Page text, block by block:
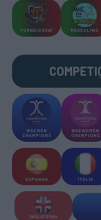
TORNEIOS 3x3 MASCULINO
WSE MEN
CHAMPIONS
WSE WOMEN
CHAMPIONS
ESPANHA ITÁLIA
INGLATERRA